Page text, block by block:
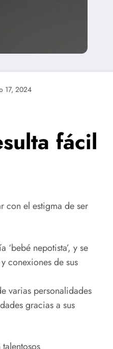
17, 2024
fácil
con el estigma de ser
‘bebé nepotista’, y se
conexiones de sus
varias personalidades
gracias a sus